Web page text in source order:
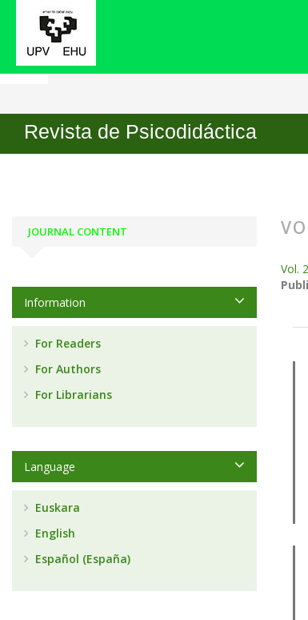
Revista de Psicodidáctica
Home Archives Vol. 24 No. 1 (2019)
Vol.
JOURNAL CONTENT
Information
For Readers
For Authors
For Librarians
Language
Euskara
English
Español (España)